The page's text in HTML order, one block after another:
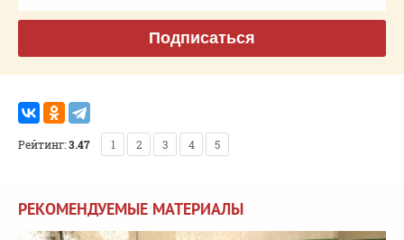
Подписаться
Рейтинг:3.47 1 2 3 4 5
РЕКОМЕНДУЕМЫЕ МАТЕРИАЛЫ